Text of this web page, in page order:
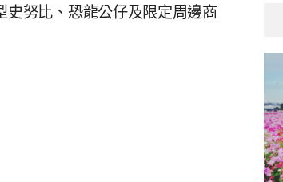
史努比、恐龍公仔及限定周邊商